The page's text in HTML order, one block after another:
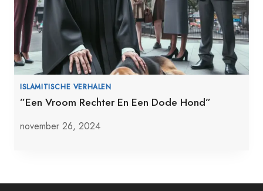
ISLAMITISCHE VERHALEN
”Een Vroom Rechter En Een Dode Hond”
november 26, 2024